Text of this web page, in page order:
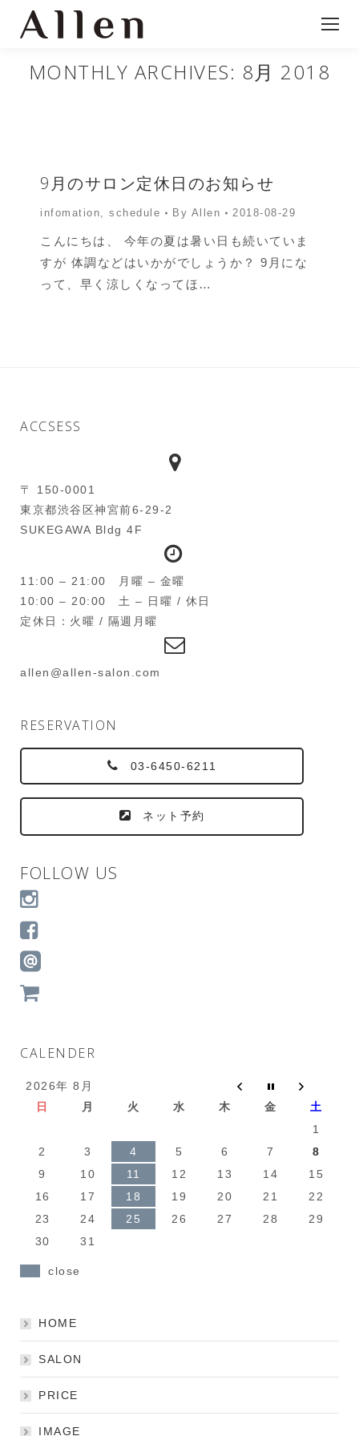
MONTHLY ARCHIVES: 8月 2018
9月のサロン定休日のお知らせ
infomation, schedule By Allen 2018-08-29
こんにちは、 今年の夏は暑い日も続いていま
すが 体調などはいかがでしょうか？ 9月にな
って、早く涼しくなってほ…
ACCSESS
〒 150-0001
東京都渋谷区神宮前6-29-2
SUKEGAWA Bldg 4F
11:00 – 21:00 月曜 – 金曜
10:00 – 20:00 土 – 日曜 / 休日
定休日：火曜 / 隔週月曜
allen@allen-salon.com
RESERVATION
03-6450-6211
ネット予約
FOLLOW US
CALENDER
2026年 8月
日
月 火 水 木 金
土
1
2
3 4 5 6 7
8
9
10 11 12 13 14
15
16
17 18 19 20 21
22
23
24 25 26 27 28
29
30
31
close
HOME
SALON
PRICE
IMAGE